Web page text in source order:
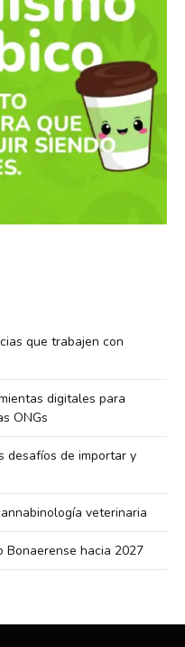
que trabajen con
digitales para
ONGs
desafíos de importar y
veterinaria
Bonaerense hacia 2027